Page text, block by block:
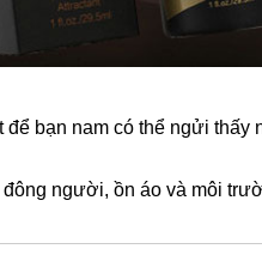
bạn nam có thể ngửi thấy
người, ồn áo và môi